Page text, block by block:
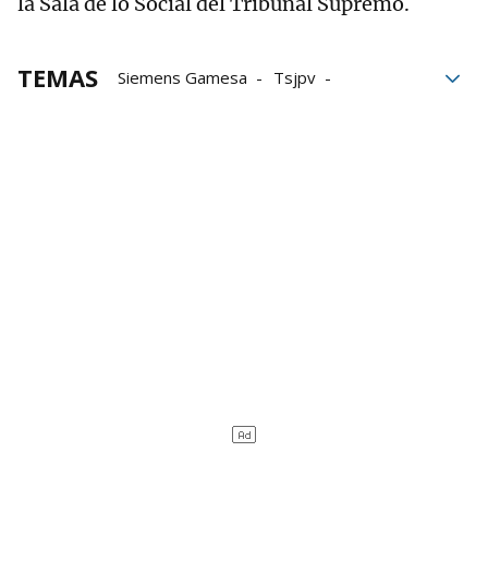
TEMAS Siemens Gamesa
Tsjpv